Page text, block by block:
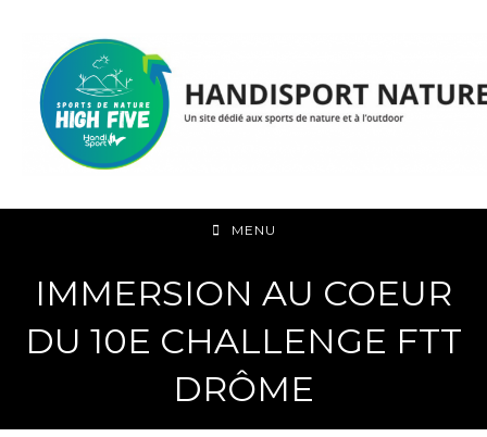
content
MENU
IMMERSION AU COEUR
DU 10E CHALLENGE FTT
DRÔME